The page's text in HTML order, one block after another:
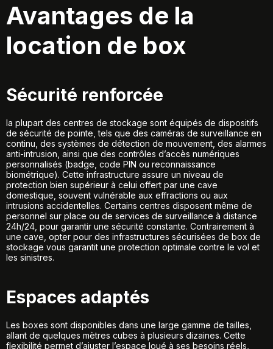
Avantages de la
location de box
Sécurité renforcée
la plupart des centres de stockage sont équipés de dispositifs
de sécurité de pointe, tels que des caméras de surveillance en
continu, des systèmes de détection de mouvement, des alarmes
anti-intrusion, ainsi que des contrôles d’accès numériques
personnalisés (badge, code PIN ou reconnaissance
biométrique). Cette infrastructure assure un niveau de
protection bien supérieur à celui offert par une cave
domestique, souvent vulnérable aux effractions ou aux
intrusions accidentelles. Certains centres disposent même de
personnel sur place ou de services de surveillance à distance
24h/24, pour garantir une sécurité constante. Contrairement à
une cave, opter pour des infrastructures sécurisées de box de
stockage vous garantit une protection optimale contre le vol et
les sinistres.
Espaces adaptés
Les boxes sont disponibles dans une large gamme de tailles,
allant de quelques mètres cubes à plusieurs dizaines. Cette
flexibilité permet d’ajuster l’espace loué à ses besoins réels,